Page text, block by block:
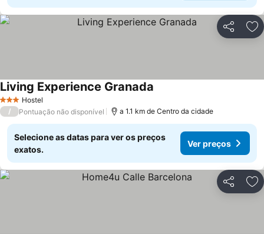
Partilhar
3 EstrelasHostel
Living Experience Granada
/ Pontuação não disponível a 1.1 km de Centro da cidade
Selecione as datas para ver os preços
exatos.
Ver preços
Partilhar